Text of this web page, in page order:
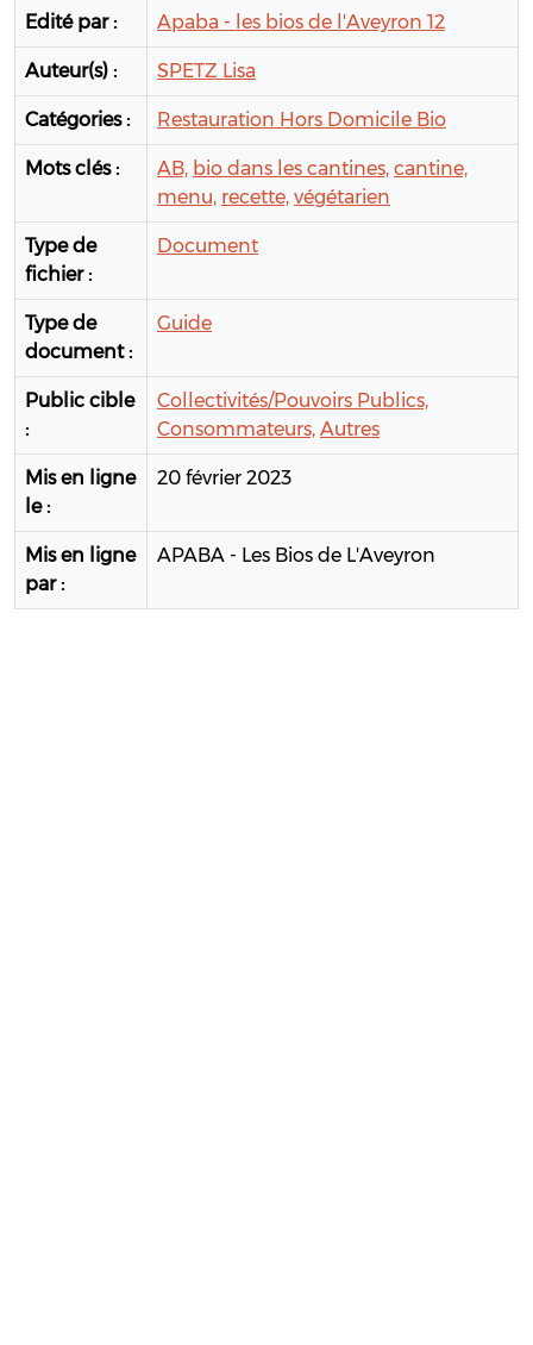
Edité par : Apaba - les bios de l'Aveyron 12
Auteur(s) : SPETZ Lisa
Catégories : Restauration Hors Domicile Bio
Mots clés : AB, bio dans les cantines, cantine,
menu, recette, végétarien
Type de
fichier :
Document
Type de
document :
Guide
Public cible
:
Collectivités/Pouvoirs Publics,
Consommateurs, Autres
Mis en ligne
le :
20 février 2023
Mis en ligne
par :
APABA - Les Bios de L'Aveyron